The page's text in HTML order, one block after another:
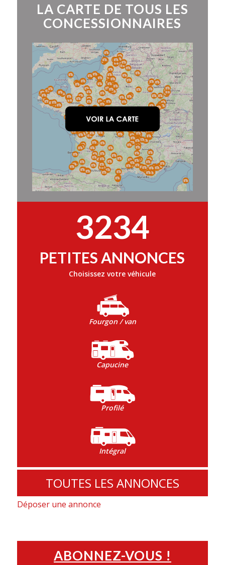
LA CARTE DE TOUS LES
CONCESSIONNAIRES
3234
PETITES ANNONCES
Choisissez votre véhicule
Fourgon / van
Capucine
Profilé
Intégral
TOUTES LES ANNONCES
Déposer une annonce
ABONNEZ-VOUS !